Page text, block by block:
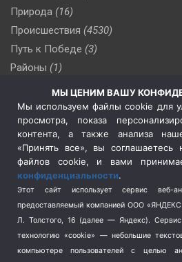
Природа (16)
Происшествия (4530)
Путь к Победе (3)
Районы (1)
(510)
Сельское хозяйство (3)
Социальная политика
(3)
Спецоперация в Украине
Спецоперация на Украине
(404)
Спорт (740)
Терроризм (1)
Транспорт (262)
Туризм (178)
МЫ ЦЕНИМ ВАШУ
Мы используем файлы cookie для
просмотра, показа
контента, а также анализа
«Принять все», вы соглашаетесь
файлов cookie, и вами
конфиденциальности.
Этот сайт использует сервис веб-
предоставляемый компанией ООО
Л. Толстого, 16 (далее — Яндекс). Сервис
технологию «cookie» — небольшие
компьютере пользователей с целью